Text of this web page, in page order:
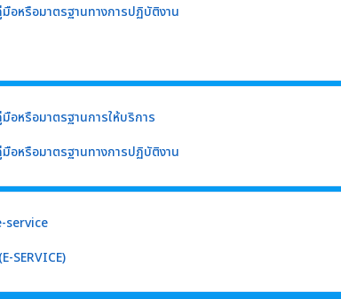
อหรือมาตรฐานทางการปฏิบัติงาน
อหรือมาตรฐานการให้บริการ
อหรือมาตรฐานทางการปฏิบัติงาน
service
(E-SERVICE)